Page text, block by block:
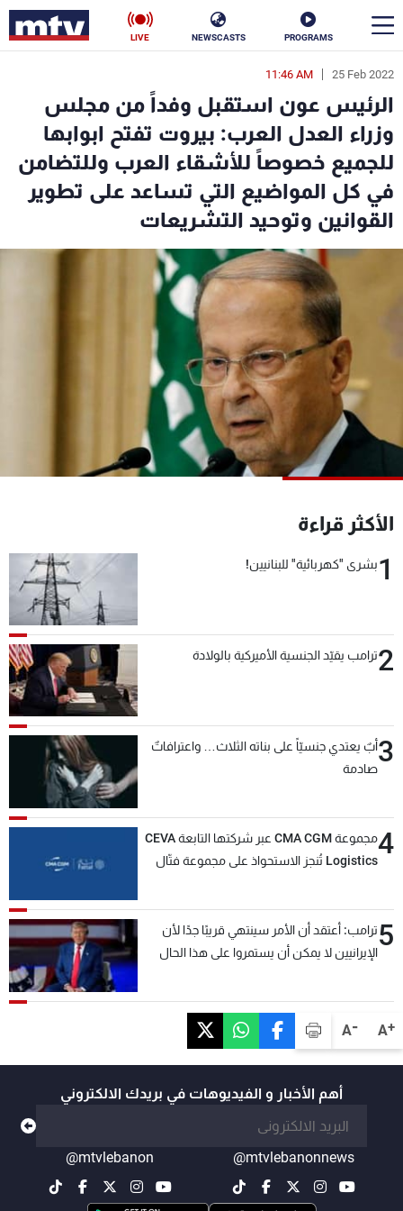
PROGRAMS
NEWSCASTS
LIVE
A+
A-
25 Feb 2022
11:46 AM
الرئيس عون استقبل وفداً من مجلس
وزراء العدل العرب: بيروت تفتح ابوابها
للجميع خصوصاً للأشقاء العرب وللتضامن
في كل المواضيع التي تساعد على تطوير
القوانين وتوحيد التشريعات
الأكثر قراءة
1بشرى "كهربائية" للبنانيين!
2ترامب يقيّد الجنسية الأميركية بالولادة
3أبٌ يعتدي جنسيّاً على بناته الثلاث… واعترافاتٌ
صادمة
4
مجموعة CMA CGM عبر شركتها التابعة CEVA
Logistics تُنجز الاستحواذ على مجموعة فتّال
5ترامب: أعتقد أن الأمر سينتهي قريبًا جدًا لأن
الإيرانيين لا يمكن أن يستمروا على هذا الحال
أهم الأخبار و الفيديوهات في بريدك الالكتروني
@mtvlebanonnews
@mtvlebanon
en
الأخبار
سياسة ناس
إقتصاد
منوعات رياضة
كأس العالم
البرامج
جدول البرامج
شاهد البرامج
الترددات
الإنـتـاج